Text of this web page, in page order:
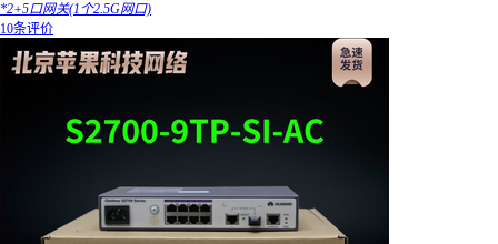
*2+5口网关(1个2.5G网口)
10条评价